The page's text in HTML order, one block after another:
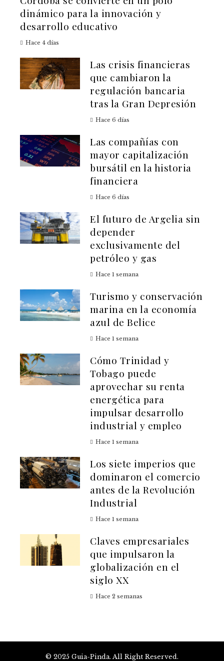
dinámico para la innovación y
desarrollo educativo
Hace 4 días
Las crisis financieras
que cambiaron la
regulación bancaria
tras la Gran Depresión
Hace 6 días
Las compañías con
mayor capitalización
bursátil en la historia
financiera
Hace 6 días
El futuro de Argelia sin
depender
exclusivamente del
petróleo y gas
Hace 1 semana
Turismo y conservación
marina en la economía
azul de Belice
Hace 1 semana
Cómo Trinidad y
Tobago puede
aprovechar su renta
energética para
impulsar desarrollo
industrial y empleo
Hace 1 semana
Los siete imperios que
dominaron el comercio
antes de la Revolución
Industrial
Hace 1 semana
Claves empresariales
que impulsaron la
globalización en el
siglo XX
Hace 2 semanas
© 2025 Guia-Pinda. All Right Reserved.